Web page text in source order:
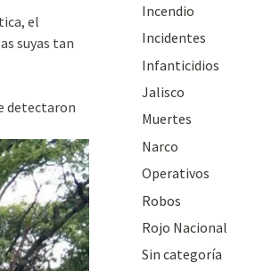
el
suyas tan
detectaron
Incendio
Incidentes
Infanticidios
Jalisco
Muertes
Narco
Operativos
Robos
Rojo Nacional
Sin categoría